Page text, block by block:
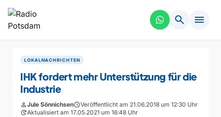
search menu
LOKALNACHRICHTEN
IHK fordert mehr Unterstützung für die
Industrie
personJule SönnichsenscheduleVeröffentlicht am 21.06.2018 um 12:30 Uhr
updateAktualisiert am 17.05.2021 um 16:48 Uhr